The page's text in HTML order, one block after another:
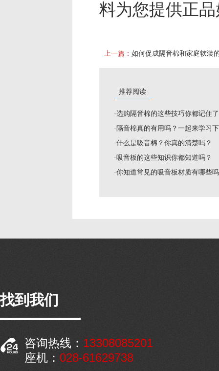
料为您提供正
上一篇： 如何促成隔音棉和家庭软装
推荐阅读
·选购隔音棉的这些技巧你都记住
·隔音棉真的有用吗？一起来学习
·什么是吸音棉？你真的清楚吗？
·吸音板的这些知识你都知道吗？
·你知道常见的吸音板材质有哪些
找到我们
咨询热线： 13308085201
座机： 028-61629738